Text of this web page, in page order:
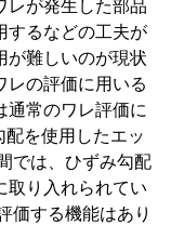
レが発生した部品
するなどの工夫が
が難しいのが現状
レの評価に用いる
通常のワレ評価に
を使用したエッ
では、ひずみ勾配
取り入れられてい
価する機能はあり